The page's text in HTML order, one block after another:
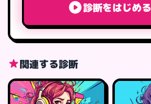
診断をはじめる
関連する診断